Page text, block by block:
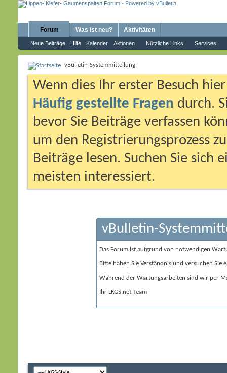
Forum
Neue Beiträge Hilfe Kalender Aktionen Nützliche Links Services
Was ist neu? Aktivitäten
vBulletin-Systemmitteilung
Wenn dies Ihr erster Besuch
Häufig gestellte Fragen durch.
bevor Sie Beiträge verfassen
um den Registrierungsprozess
Beiträge lesen. Suchen Sie sich
meisten interessiert.
vBulletin-
Das Forum ist aufgrund von notwendigen
Bitte haben Sie Verständnis und versuchen Sie
Während der Wartungsarbeiten sind wir per
Ihr LKGS.net-Team